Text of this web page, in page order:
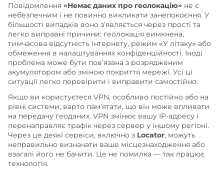
Повідомлення «Немає даних про геолокацію» не є
небезпечним і не повинно викликати занепокоєння. У
більшості випадків воно з’являється через прості та
легко виправні причини: геолокація вимкнена,
тимчасова відсутність інтернету, режим «У літаку» або
обмеження в налаштуваннях конфіденційності. Іноді
проблема може бути пов’язана з розрядженим
акумулятором або зміною покриття мережі. Усі ці
ситуації легко перевірити і виправити самостійно.
Якщо ви користуєтеся VPN, особливо постійно або на
рівні системи, варто пам’ятати, що він може впливати
на передачу геоданих. VPN змінює вашу IP-адресу і
перенаправляє трафік через сервер у іншому регіоні.
Через це деякі сервіси, включно з Locator, можуть
неправильно визначати ваше місцезнаходження або
взагалі його не бачити. Це не помилка — так працює
технологія.